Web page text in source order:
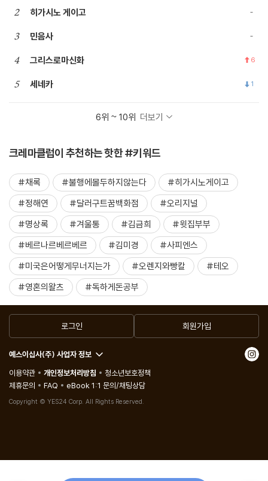
2 히가시노 게이고
3 민음사
4 그리스로마신화 6
5 세네카 1
6위 ~ 10위 더보기
크레마클럽이 추천하는 핫한 #키워드
#채록 #불행에몰두하지않는다
#히가시노게이고
#정해연
#달러구트꿈백화점
#오리지널
#명상록
#겨울통 #김금희
#윗집부부
#베르나르베르베르
#김미경
#사피엔스
#미국은어떻게무너지는가
#오렌지와빵칼
#테오
#영혼의왈츠
#독하게돈공부
로그인 회원가입
예스이십사(주) 사업자 정보
이용약관
개인정보처리방침
청소년보호정책
제휴문의
FAQ eBook 1:1 문의/채팅상담
Copyright © YES24 Corp. All Rights Reserved.